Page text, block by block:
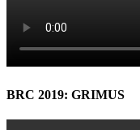
BRC 2019: GRIMUS